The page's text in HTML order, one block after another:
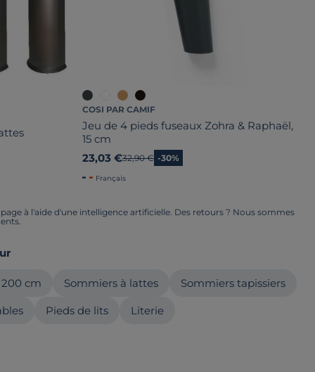
COSI PAR CAMIF
Jeu de 4 pieds fuseaux Zohra & Raphaël,
15 cm
23,03 €Ancien prix
32,90 € -30%
Français
à l'aide d'une intelligence artificielle. Des retours ? Nous sommes
200 cm Sommiers à lattes Sommiers tapissiers
Pieds de lits Literie